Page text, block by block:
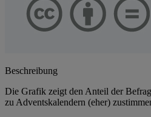
Beschreibung
Die Grafik zeigt den Anteil der
zu Adventskalendern (eher)